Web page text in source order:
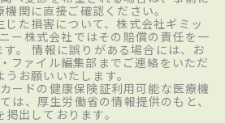
関に直接ご確認ください。
じた損害について、株式会社ギミッ
ー株式会社ではその賠償の責任を一
。 情報に誤りがある場合には、お
ファイル編集部までご連絡をいただ
うお願いいたします。
ードの健康保険証利用可能な医療機
は、厚生労働省の情報提供のもと、
掲出しております。